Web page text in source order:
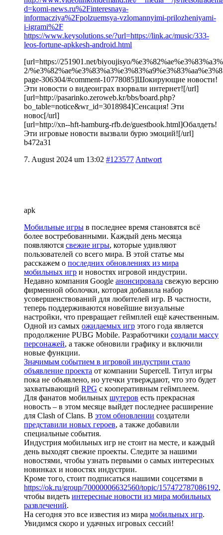
d=komi-news.ru%2Finteresnaya-
informacziya%2Fpolzuemsya-vzlomannyimi-prilozheniyami-
i-igrami%2F
https://www.keysolutions.se/?url=https://link.ac/music/333-
leos-fortune-apkkesh-android.html
[url=https://251901.net/biyoujisyo/
2/
page-306304/#comment-10778085]Шокирующие новости!
Эти новости о видеоиграх взорвали интернет![/url]
[url=http://pasarinko.zeroweb.kr/bbs/board.php?
bo_table=notice&wr_id=3018984]Сенсация! Эти
новос[/url]
[url=http://xn--hft-hamburg-rfb.de/guestbook.html]Обалдеть!
Эти игровые новости вызвали бурю эмоций![/url]
b472a31
7. August 2024 um 13:02 #123577 Antwort
apk
Мобильные игры в последнее время становятся всё
более востребованными. Каждый день месяца
появляются свежие игры, которые удивляют
пользователей со всего мира. В этой статье мы
расскажем о последних обновлениях из мира
мобильных игр и новостях игровой индустрии.
Недавно компания Google анонсировала свежую версию
фирменной оболочки, которая добавила набор
усовершенствований для любителей игр. В частности,
теперь поддерживаются новейшие визуальные
настройки, что превращает геймплей ещё качественным.
Одной из самых ожидаемых игр этого года является
продолжение PUBG Mobile. Разработчики создали массу
персонажей, а также обновили графику и включили
новые функции.
Значимым событием в игровой индустрии стало
объявление проекта от компании Supercell. Титул игры
пока не объявлено, но утечки утверждают, что это будет
захватывающий RPG с кооперативным геймплеем.
Для фанатов мобильных шутеров есть прекрасная
новость – в этом месяце выйдет последнее расширение
для Clash of Clans. В этом обновлении создатели
представили новых героев, а также добавили
специальные события.
Индустрия мобильных игр не стоит на месте, и каждый
день выходят свежие проекты. Следите за нашими
новостями, чтобы узнать первыми о самых интересных
новинках и новостях индустрии.
Кроме того, стоит подписаться нашими соцсетями в
https://ok.ru/group/70000006632560/topic/157472787086192,
чтобы видеть интересные новости из мира мобильных
развлечений.
На сегодня это все известия из мира мобильных игр.
Увидимся скоро и удачных игровых сессий!